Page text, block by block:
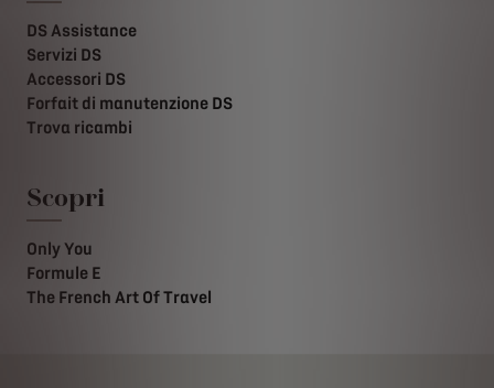
DS Assistance
Servizi DS
Accessori DS
Forfait di manutenzione DS
Trova ricambi
Scopri
Only You
Formule E
The French Art Of Travel